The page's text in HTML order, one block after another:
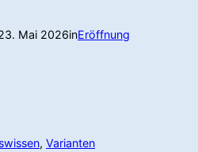
Mai 2026inEröffnung
, Varianten